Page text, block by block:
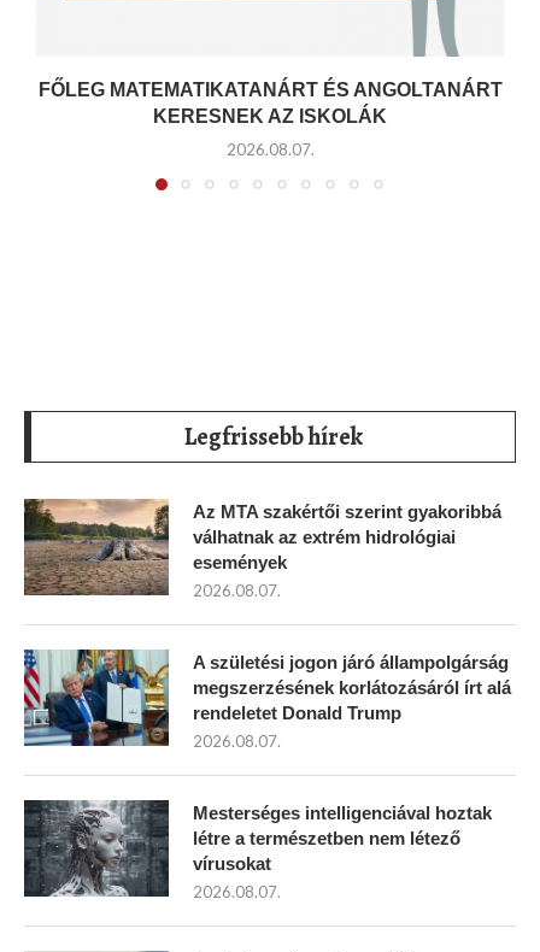
FŐLEG MATEMATIKATANÁRT ÉS ANGOLTANÁRT
KERESNEK AZ ISKOLÁK
2026.08.07.
Legfrissebb hírek
Az MTA szakértői szerint gyakoribbá
válhatnak az extrém hidrológiai
események
2026.08.07.
A születési jogon járó állampolgárság
megszerzésének korlátozásáról írt alá
rendeletet Donald Trump
2026.08.07.
Mesterséges intelligenciával hoztak
létre a természetben nem létező
vírusokat
2026.08.07.